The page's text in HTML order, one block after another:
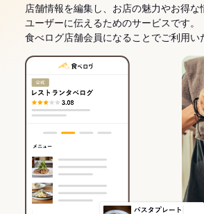
店舗情報を編集し、お店の魅力やお得な
ユーザーに伝えるためのサービスです。
食べログ店舗会員になることでご利用い